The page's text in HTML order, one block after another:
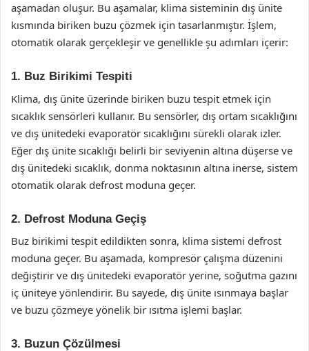
aşamadan oluşur. Bu aşamalar, klima sisteminin dış ünite
kısmında biriken buzu çözmek için tasarlanmıştır. İşlem,
otomatik olarak gerçekleşir ve genellikle şu adımları içerir:
1. Buz Birikimi Tespiti
Klima, dış ünite üzerinde biriken buzu tespit etmek için
sıcaklık sensörleri kullanır. Bu sensörler, dış ortam sıcaklığını
ve dış ünitedeki evaporatör sıcaklığını sürekli olarak izler.
Eğer dış ünite sıcaklığı belirli bir seviyenin altına düşerse ve
dış ünitedeki sıcaklık, donma noktasının altına inerse, sistem
otomatik olarak defrost moduna geçer.
2. Defrost Moduna Geçiş
Buz birikimi tespit edildikten sonra, klima sistemi defrost
moduna geçer. Bu aşamada, kompresör çalışma düzenini
değiştirir ve dış ünitedeki evaporatör yerine, soğutma gazını
iç üniteye yönlendirir. Bu sayede, dış ünite ısınmaya başlar
ve buzu çözmeye yönelik bir ısıtma işlemi başlar.
3. Buzun Çözülmesi